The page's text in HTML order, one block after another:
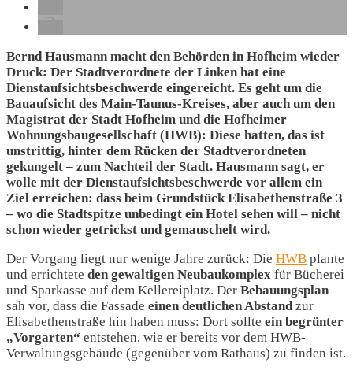
Bernd Hausmann macht den Behörden in Hofheim wieder
Druck: Der Stadtverordnete der Linken hat eine
Dienstaufsichtsbeschwerde eingereicht. Es geht um die
Bauaufsicht des Main-Taunus-Kreises, aber auch um den
Magistrat der Stadt Hofheim und die Hofheimer
Wohnungsbaugesellschaft (HWB): Diese hatten, das ist
unstrittig, hinter dem Rücken der Stadtverordneten
gekungelt – zum Nachteil der Stadt. Hausmann sagt, er
wolle mit der Dienstaufsichtsbeschwerde vor allem ein
Ziel erreichen: dass beim Grundstück Elisabethenstraße 3
– wo die Stadtspitze unbedingt ein Hotel sehen will – nicht
schon wieder getrickst und gemauschelt wird.
Der Vorgang liegt nur wenige Jahre zurück: Die HWB plante
und errichtete den gewaltigen Neubaukomplex für Bücherei
und Sparkasse auf dem Kellereiplatz. Der Bebauungsplan
sah vor, dass die Fassade einen deutlichen Abstandzur
Elisabethenstraße hin haben muss: Dort sollte ein begrünter
„Vorgarten“ entstehen, wie er bereits vor dem HWB-
Verwaltungsgebäude (gegenüber vom Rathaus) zu finden ist.